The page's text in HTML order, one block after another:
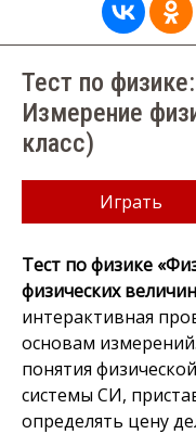
Тест по
Измерение
класс)
Играть
Тест по физике
физических
интерактивная
основам
понятия
системы СИ,
определять цену